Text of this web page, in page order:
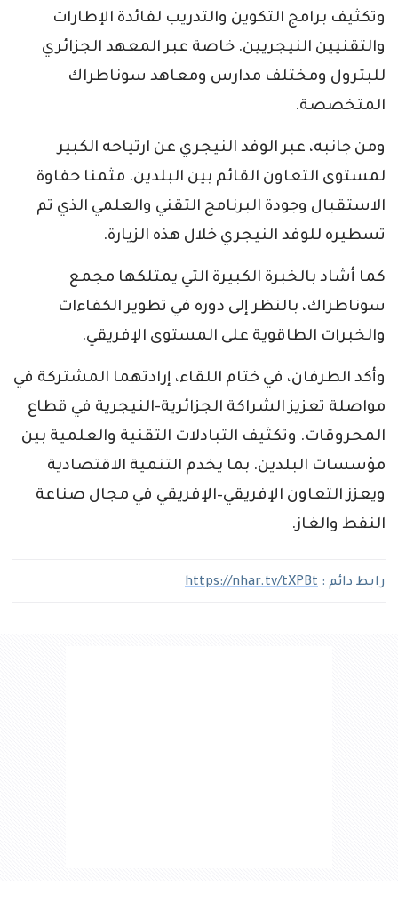
وتكثيف برامج التكوين والتدريب لفائدة الإطارات
والتقنيين النيجريين. خاصة عبر المعهد الجزائري
للبترول ومختلف مدارس ومعاهد سوناطراك
المتخصصة.
ومن جانبه، عبر الوفد النيجري عن ارتياحه الكبير
لمستوى التعاون القائم بين البلدين. مثمنا حفاوة
الاستقبال وجودة البرنامج التقني والعلمي الذي تم
تسطيره للوفد النيجري خلال هذه الزيارة.
كما أشاد بالخبرة الكبيرة التي يمتلكها مجمع
سوناطراك، بالنظر إلى دوره في تطوير الكفاءات
والخبرات الطاقوية على المستوى الإفريقي.
وأكد الطرفان، في ختام اللقاء، إرادتهما المشتركة في
مواصلة تعزيز الشراكة الجزائرية-النيجرية في قطاع
المحروقات. وتكثيف التبادلات التقنية والعلمية بين
مؤسسات البلدين. بما يخدم التنمية الاقتصادية
ويعزز التعاون الإفريقي–الإفريقي في مجال صناعة
النفط والغاز.
رابط دائم : https://nhar.tv/tXPBt